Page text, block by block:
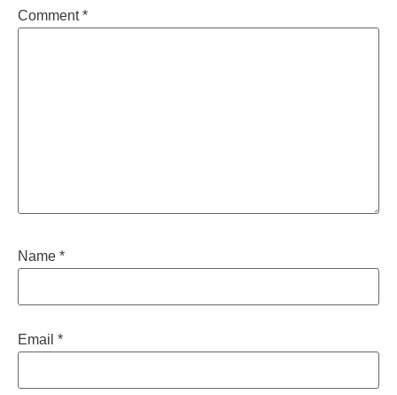
Comment*
Name *
Email *